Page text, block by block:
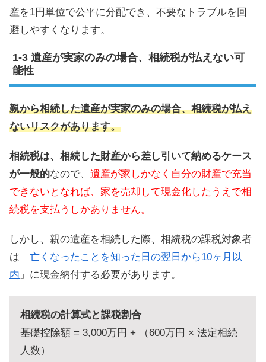
産を1円単位で公平に分配でき、不要なトラブルを回
避しやすくなります。
遺産が実家のみの場合、相続税が払えない可
能性
親から相続した遺産が実家のみの場合、相続税が払え
ないリスクがあります。
相続税は、相続した財産から差し引いて納めるケース
が一般的なので、 遺産が家しかなく自分の財産で充当
できないとなれば、家を売却して現金化したうえで相
続税を支払うしかありません。
しかし、親の遺産を相続した際、相続税の課税対象者
は「 亡くなったことを知った日の翌日から10ヶ月以
内 」に現金納付する必要があります。
相続税の計算式と課税割合
基礎控除額 = 3,000万円 + （600万円 × 法定相続
人数）